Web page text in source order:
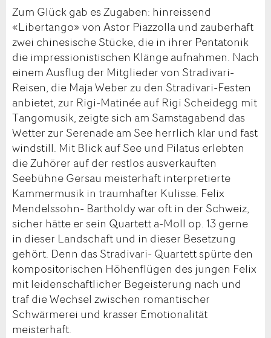
Zum Glück gab es Zugaben: hinreissend
«Libertango» von Astor Piazzolla und zauberhaft
zwei chinesische Stücke, die in ihrer Pentatonik
die impressionistischen Klänge aufnahmen. Nach
einem Ausflug der Mitglieder von Stradivari-
Reisen, die Maja Weber zu den Stradivari-Festen
anbietet, zur Rigi-Matinée auf Rigi Scheidegg mit
Tangomusik, zeigte sich am Samstagabend das
Wetter zur Serenade am See herrlich klar und fast
windstill. Mit Blick auf See und Pilatus erlebten
die Zuhörer auf der restlos ausverkauften
Seebühne Gersau meisterhaft interpretierte
Kammermusik in traumhafter Kulisse. Felix
Mendelssohn- Bartholdy war oft in der Schweiz,
sicher hätte er sein Quartett a-Moll op. 13 gerne
in dieser Landschaft und in dieser Besetzung
gehört. Denn das Stradivari- Quartett spürte den
kompositorischen Höhenflügen des jungen Felix
mit leidenschaftlicher Begeisterung nach und
traf die Wechsel zwischen romantischer
Schwärmerei und krasser Emotionalität
meisterhaft.